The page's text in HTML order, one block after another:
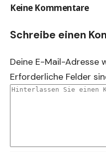
Keine Kommentare
Schreibe einen
Deine E-Mail-
Erforderliche Felder